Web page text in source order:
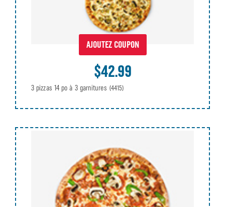
AJOUTEZ COUPON
$42.99
3 pizzas 14 po à 3 garnitures (4415)